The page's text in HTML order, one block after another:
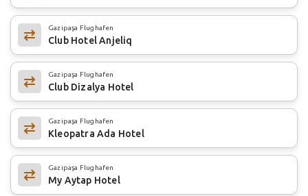
Gazipaşa Flughafen
Club Hotel Anjeliq
Gazipaşa Flughafen
Club Dizalya Hotel
Gazipaşa Flughafen
Kleopatra Ada Hotel
Gazipaşa Flughafen
My Aytap Hotel